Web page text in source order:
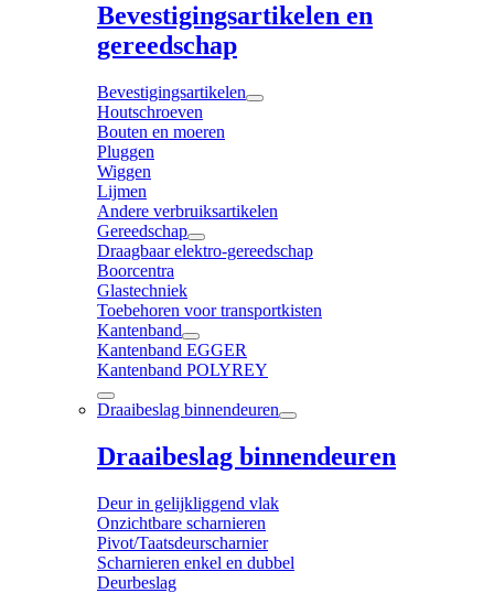
Bevestigingsartikelen en
gereedschap
Bevestigingsartikelen
Houtschroeven
Bouten en moeren
Pluggen
Wiggen
Lijmen
Andere verbruiksartikelen
Gereedschap
Draagbaar elektro-gereedschap
Boorcentra
Glastechniek
Toebehoren voor transportkisten
Kantenband
Kantenband EGGER
Kantenband POLYREY
Draaibeslag binnendeuren
Draaibeslag binnendeuren
Deur in gelijkliggend vlak
Onzichtbare scharnieren
Pivot/Taatsdeurscharnier
Scharnieren enkel en dubbel
Deurbeslag